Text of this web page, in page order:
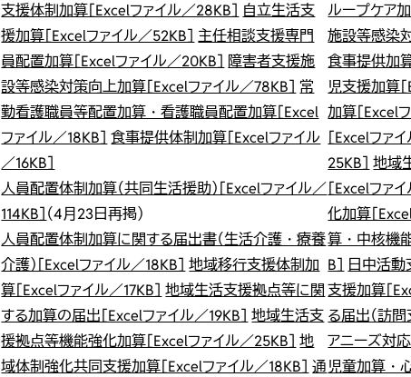
支援体制加算［Excelファイル／28KB］ 自立生活支
援加算［Excelファイル／52KB］ 主任相談支援専門
員配置加算［Excelファイル／20KB］ 障害者支援施
設等感染対策向上加算［Excelファイル／78KB］ 常
勤看護職員等配置加算・看護職員配置加算［Excel
ファイル／18KB］ 食事提供体制加算［Excelファイル
／16KB］
人員配置体制加算（共同生活援助）［Excelファイル／
114KB］ （4月23日再掲）
人員配置体制加算に関する届出書（生活介護・療養
介護）［Excelファイル／18KB］ 地域移行支援体制加
算［Excelファイル／17KB］ 地域生活支援拠点等に関
する加算の届出［Excelファイル／19KB］ 地域生活支
援拠点等機能強化加算［Excelファイル／25KB］ 地
域体制強化共同支援加算［Excelファイル／18KB］ 通
ループケア
施設等感染
食事提供加算
児支援加算［
加算［Excel
［Excelファ
25KB］ 地域
［Excelファ
化加算［
算・中核機
B］ 日中活動
支援加算［
る届出（訪
アニーズ対応
児童加算・